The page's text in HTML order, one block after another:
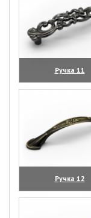
Ручка 11
(увеличить)
Ручка 12
(увеличить)